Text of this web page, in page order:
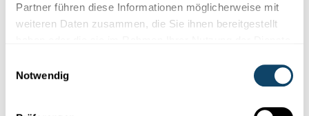
Partner führen diese Informationen möglicherweise mit
weiteren Daten zusammen, die Sie ihnen bereitgestellt
Notwendig